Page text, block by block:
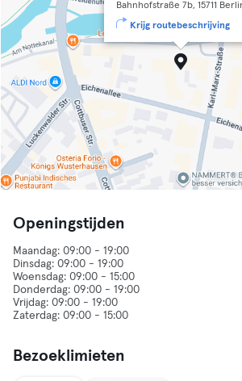
Bahnhofstraße 7b, 15711
Krijg routebeschrijving
Openingstijden
Maandag: 09:00 - 19:00
Dinsdag: 09:00 - 19:00
Woensdag: 09:00 - 15:00
Donderdag: 09:00 - 19:00
Vrijdag: 09:00 - 19:00
Bezoeklimieten